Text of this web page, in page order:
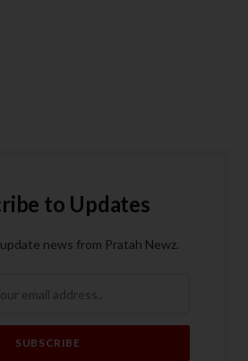
to Updates
news from Pratah Newz.